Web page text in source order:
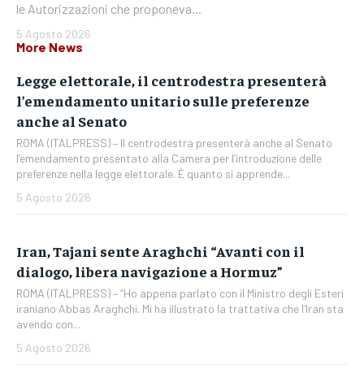
le Autorizzazioni che proponeva...
5 Agosto 2026
More News
Legge elettorale, il centrodestra presenterà
l’emendamento unitario sulle preferenze
anche al Senato
ROMA (ITALPRESS) – Il centrodestra presenterà anche al Senato
l’emendamento presentato alla Camera per l’introduzione delle
preferenze nella legge elettorale. È quanto si apprende...
5 Agosto 2026
Iran, Tajani sente Araghchi “Avanti con il
dialogo, libera navigazione a Hormuz”
ROMA (ITALPRESS) – “Ho appena parlato con il Ministro degli Esteri
iraniano Abbas Araghchi. Mi ha illustrato la trattativa che l’Iran sta
avendo con...
5 Agosto 2026